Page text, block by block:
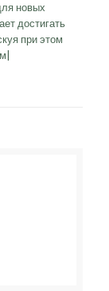
новых
достигать
при этом